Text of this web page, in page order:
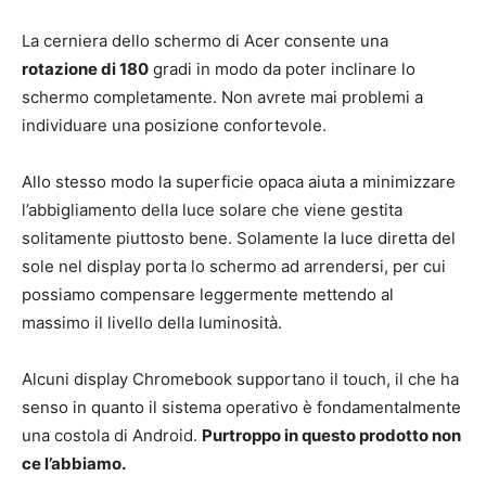
La cerniera dello schermo di Acer consente una
rotazione di 180 gradi in modo da poter inclinare lo
schermo completamente. Non avrete mai problemi a
individuare una posizione confortevole.
Allo stesso modo la superficie opaca aiuta a minimizzare
l’abbigliamento della luce solare che viene gestita
solitamente piuttosto bene. Solamente la luce diretta del
sole nel display porta lo schermo ad arrendersi, per cui
possiamo compensare leggermente mettendo al
massimo il livello della luminosità.
Alcuni display Chromebook supportano il touch, il che ha
senso in quanto il sistema operativo è fondamentalmente
una costola di Android. Purtroppo in questo prodotto non
ce l’abbiamo.